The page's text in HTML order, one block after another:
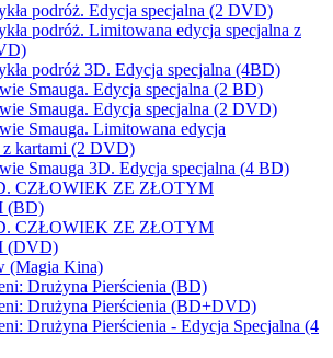
podróż. Edycja specjalna (2 DVD)
podróż. Limitowana edycja specjalna z
podróż 3D. Edycja specjalna (4BD)
Smauga. Edycja specjalna (2 BD)
Smauga. Edycja specjalna (2 DVD)
Smauga. Limitowana edycja
z kartami (2 DVD)
Smauga 3D. Edycja specjalna (4 BD)
CZŁOWIEK ZE ZŁOTYM
(BD)
CZŁOWIEK ZE ZŁOTYM
(DVD)
(Magia Kina)
Drużyna Pierścienia (BD)
Drużyna Pierścienia (BD+DVD)
Drużyna Pierścienia - Edycja Specjalna (4